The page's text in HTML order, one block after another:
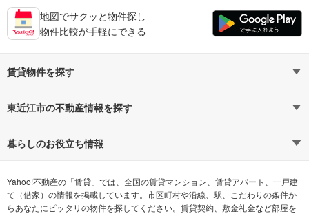
地図でサクッと物件探し
物件比較が手軽にできる
賃貸物件を探す
路線・駅から探す
通勤時間から探す
不動産会社から探す 希望の条件から探す
東近江市の不動産情報を探す
不動産・住宅
新築マンション 中古マンション
暮らしのお役立ち情報
マンションカタログ 教えて！住まいの先生
Yahoo!不動産の「賃貸」では、全国の賃貸マンション、賃貸アパート、一戸建
て（借家）の情報を掲載しています。市区町村や沿線、駅、こだわりの条件か
らあなたにピッタリの物件を探してください。賃貸契約、敷金礼金など部屋を